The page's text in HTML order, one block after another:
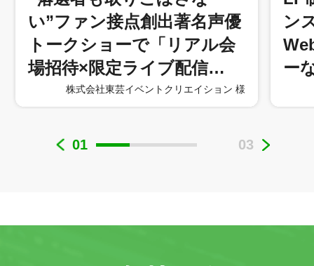
い”ファン接点創出著名声優
トークショーで「リアル会
場招待×限定ライブ配信…
株式会社東芸イベントクリエイション 様
ン
ー
01 03